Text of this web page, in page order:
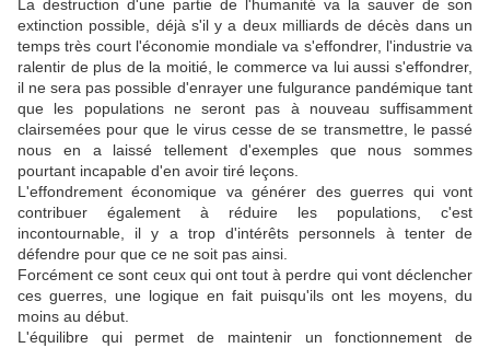
La destruction d'une partie de l'humanité va la sauver de son
extinction possible, déjà s'il y a deux milliards de décès dans un
temps très court l'économie mondiale va s'effondrer, l'industrie va
ralentir de plus de la moitié, le commerce va lui aussi s'effondrer,
il ne sera pas possible d'enrayer une fulgurance pandémique tant
que les populations ne seront pas à nouveau suffisamment
clairsemées pour que le virus cesse de se transmettre, le passé
nous en a laissé tellement d'exemples que nous sommes
pourtant incapable d'en avoir tiré leçons.
L'effondrement économique va générer des guerres qui vont
contribuer également à réduire les populations, c'est
incontournable, il y a trop d'intérêts personnels à tenter de
défendre pour que ce ne soit pas ainsi.
Forcément ce sont ceux qui ont tout à perdre qui vont déclencher
ces guerres, une logique en fait puisqu'ils ont les moyens, du
moins au début.
L'équilibre qui permet de maintenir un fonctionnement de